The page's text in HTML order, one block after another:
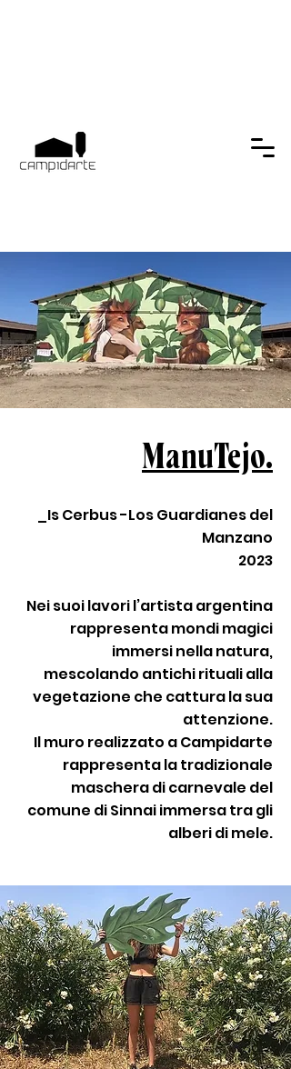
ManuTejo.
Is Cerbus -Los Guardianes del
Manzano
2023
Nei suoi lavori l’artista argentina
rappresenta mondi magici
immersi nella natura,
mescolando antichi rituali alla
vegetazione che cattura la sua
attenzione.
Il muro realizzato a Campidarte
rappresenta la tradizionale
maschera di carnevale del
comune di Sinnai immersa tra gli
alberi di mele.